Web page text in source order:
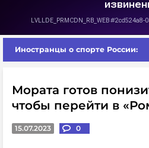
Иностранцы о спорте России:
Мората готов
чтобы перейти в
15.07.2023 0